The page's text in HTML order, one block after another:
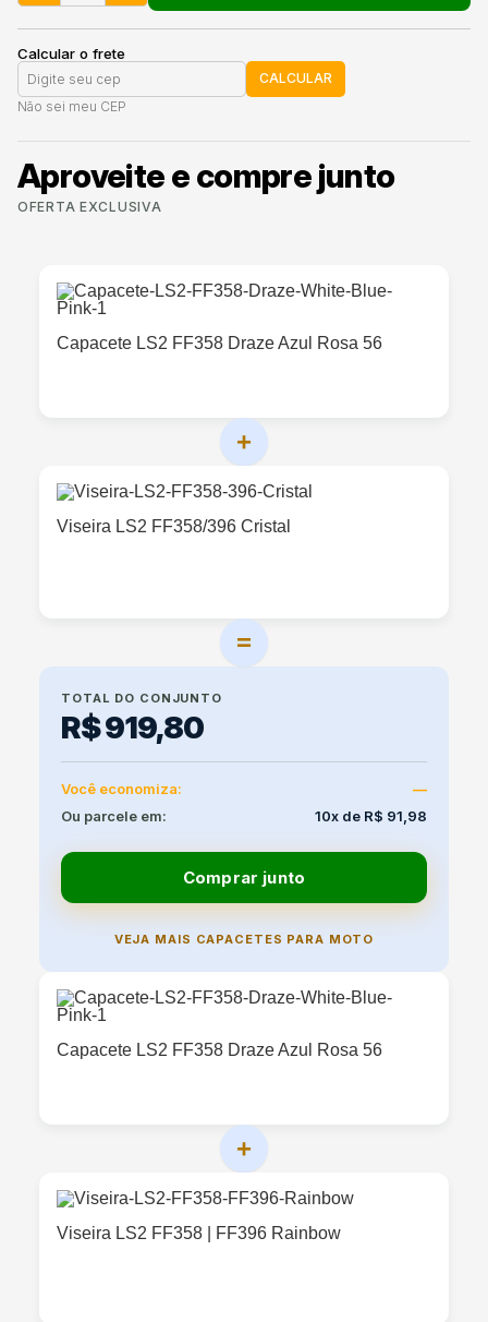
Calcular o frete
CALCULAR
Não sei meu CEP
Aproveite e compre junto
OFERTA EXCLUSIVA
Capacete LS2 FF358 Draze Azul Rosa 56
+
Viseira LS2 FF358/396 Cristal
=
TOTAL DO CONJUNTO
R$ 919,80
Você economiza:
—
Ou parcele em:
10x de R$ 91,98
Comprar junto
VEJA MAIS CAPACETES PARA MOTO
Capacete LS2 FF358 Draze Azul Rosa 56
+
Viseira LS2 FF358 | FF396 Rainbow